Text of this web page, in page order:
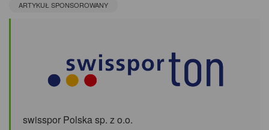
ARTYKUŁ SPONSOROWANY
swisspor Polska sp. z o.o.